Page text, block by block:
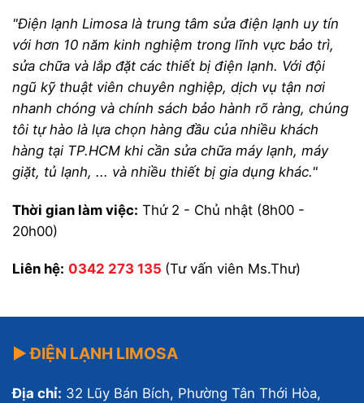
"Điện lạnh Limosa là trung tâm sửa điện lạnh uy tín
với hơn 10 năm kinh nghiệm trong lĩnh vực bảo trì,
sửa chữa và lắp đặt các thiết bị điện lạnh. Với đội
ngũ kỹ thuật viên chuyên nghiệp, dịch vụ tận nơi
nhanh chóng và chính sách bảo hành rõ ràng, chúng
tôi tự hào là lựa chọn hàng đầu của nhiều khách
hàng tại TP.HCM khi cần sửa chữa máy lạnh, máy
giặt, tủ lạnh, ... và nhiều thiết bị gia dụng khác."
Thời gian làm việc: Thứ 2 - Chủ nhật (8h00 -
20h00)
Liên hệ: 0342 273 135 (Tư vấn viên Ms.Thư)
▶ ĐIỆN LẠNH LIMOSA
Địa chỉ: 32 Lũy Bán Bích, Phường Tân Thới Hòa,